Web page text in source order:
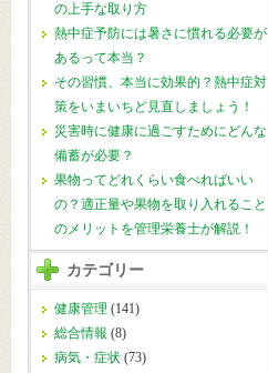
の上手な取り方
熱中症予防には暑さに慣れる必要が
あるって本当？
その習慣、本当に効果的？熱中症対
策をいまいちど見直しましょう！
災害時に健康に過ごすためにどんな
備蓄が必要？
果物ってどれくらい食べればいい
の？適正量や果物を取り入れること
のメリットを管理栄養士が解説！
カテゴリー
健康管理 (141)
総合情報 (8)
病気・症状 (73)